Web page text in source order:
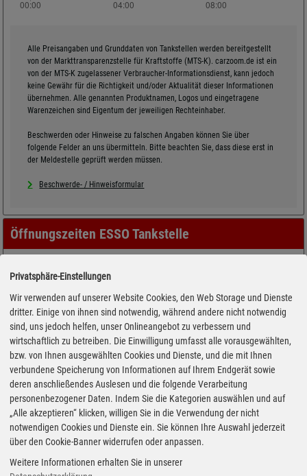
Alle Preisangaben und Grunddaten von Tankstellen werden bereitgestellt
von der Markttransparenzstelle für Kraftstoffe (MTS-K). carzoom.de ist ein
von der MTS-K zugelassener Verbraucher-Informationsdienst, kann jedoch
keine Gewähr für die Richtigkeit und/oder Aktualität dieser Informationen
übernehmen. Alle genannten Produktnamen, Logos und eingetragene
Warenzeichen sind Eigentum der jeweiligen Rechteinhaber.
Beschwerden oder Hinweise zu falschen Angaben können Sie über
folgende Felder an uns übermitteln. Bitte beachten Sie, dass diese erst in
der Meldestelle geprüft werden müssen.
Beschwerde- / Hinweisformular
Öffnungszeiten ESSO Tankstelle
Privatsphäre-Einstellungen
Wir verwenden auf unserer Website Cookies, den Web Storage und Dienste
dritter. Einige von ihnen sind notwendig, während andere nicht notwendig
sind, uns jedoch helfen, unser Onlineangebot zu verbessern und
wirtschaftlich zu betreiben. Die Einwilligung umfasst alle vorausgewählten,
bzw. von Ihnen ausgewählten Cookies und Dienste, und die mit Ihnen
verbundene Speicherung von Informationen auf Ihrem Endgerät sowie
deren anschließendes Auslesen und die folgende Verarbeitung
personenbezogener Daten. Indem Sie die Kategorien auswählen und auf
„Alle akzeptieren“ klicken, willigen Sie in die Verwendung der nicht
notwendigen Cookies und Dienste ein. Sie können Ihre Auswahl jederzeit
über den Cookie-Banner widerrufen oder anpassen.
Weitere Informationen erhalten Sie in unserer